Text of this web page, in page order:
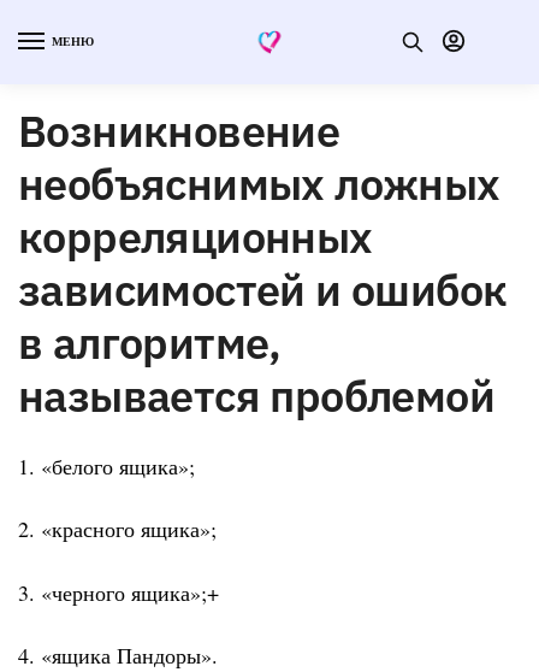
МЕНЮ
Возникновение
необъяснимых ложных
корреляционных
зависимостей и ошибок
в алгоритме,
называется проблемой
1. «белого ящика»;
2. «красного ящика»;
3. «черного ящика»;+
4. «ящика Пандоры».